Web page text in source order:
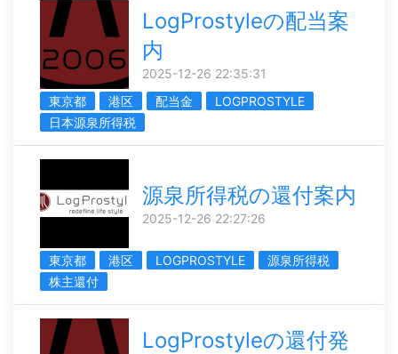
LogProstyleの配当案
内
2025-12-26 22:35:31
東京都
港区 配当金
LOGPROSTYLE
日本源泉所得税
源泉所得税の還付案内
2025-12-26 22:27:26
東京都 港区 LOGPROSTYLE
源泉所得税
株主還付
LogProstyleの還付発